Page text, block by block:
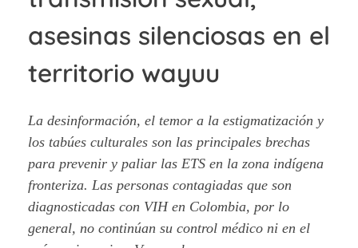
asesinas silenciosas en el
territorio wayuu
La desinformación, el temor a la estigmatización y
los tabúes culturales son las principales brechas
para prevenir y paliar las ETS en la zona indígena
fronteriza. Las personas contagiadas que son
diagnosticadas con VIH en Colombia, por lo
general, no continúan su control médico ni en el